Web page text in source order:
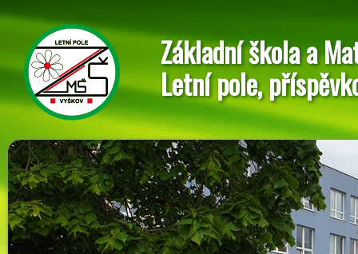
Základní škola a
Letní pole,